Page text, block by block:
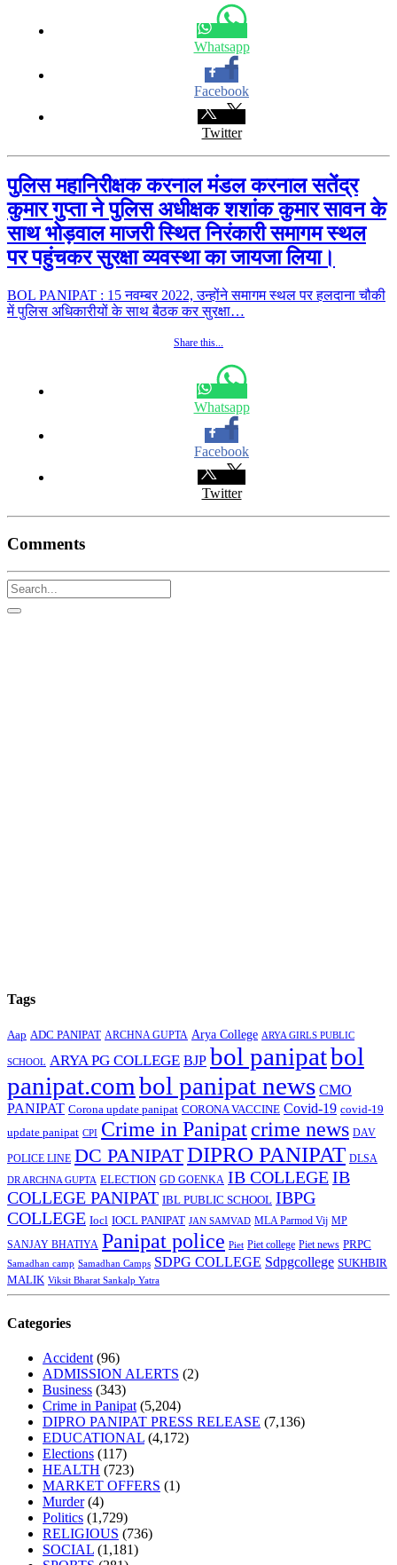
Whatsapp
Facebook
Twitter
पुलिस महानिरीक्षक करनाल मंडल करनाल सतेंद्र
कुमार गुप्ता ने पुलिस अधीक्षक शशांक कुमार सावन के
साथ भोड़वाल माजरी स्थित निरंकारी समागम स्थल
पर पहुंचकर सुरक्षा व्यवस्था का जायजा लिया।
BOL PANIPAT : 15 नवम्बर 2022, उन्होंने समागम स्थल पर हलदाना चौकी
में पुलिस अधिकारीयों के साथ बैठक कर सुरक्षा…
Share this...
Whatsapp
Facebook
Twitter
Comments
Tags
Aap ADC PANIPAT ARCHNA GUPTA Arya College ARYA GIRLS PUBLIC
SCHOOL ARYA PG COLLEGE BJP bol panipatbol
panipat.combol panipat news CMO
PANIPAT Corona update panipat CORONA VACCINE Covid-19 covid-19
update panipat CPI Crime in Panipatcrime news DAV
POLICE LINE DC PANIPATDIPRO PANIPAT DLSA
DR ARCHNA GUPTA ELECTION GD GOENKA IB COLLEGEIB
COLLEGE PANIPAT IBL PUBLIC SCHOOL IBPG
COLLEGE Iocl IOCL PANIPAT JAN SAMVAD MLA Parmod Vij MP
SANJAY BHATIYA Panipat police Piet Piet college Piet news PRPC
Samadhan camp Samadhan Camps SDPG COLLEGE Sdpgcollege SUKHBIR
MALIK Viksit Bharat Sankalp Yatra
Categories
Accident (96)
ADMISSION ALERTS (2)
Business (343)
Crime in Panipat (5,204)
DIPRO PANIPAT PRESS RELEASE (7,136)
EDUCATIONAL (4,172)
Elections (117)
HEALTH (723)
MARKET OFFERS (1)
Murder(4)
Politics (1,729)
RELIGIOUS (736)
SOCIAL (1,181)